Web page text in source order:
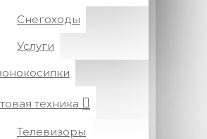
Снегоходы
Услуги
техника
Телевизоры